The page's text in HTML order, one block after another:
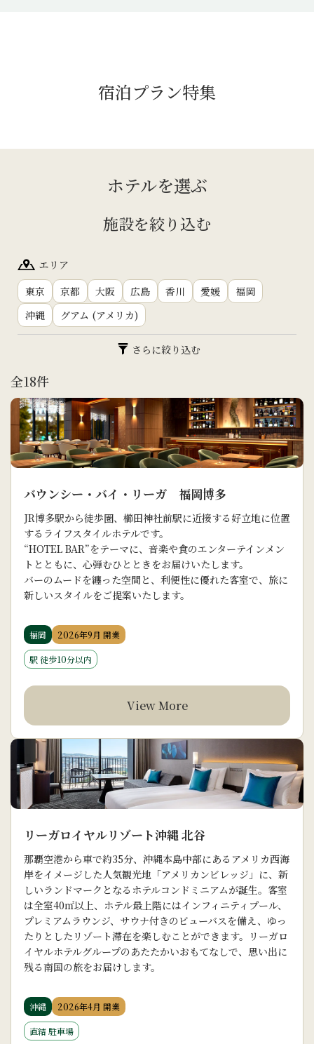
宿泊プラン特集
ホテルを選ぶ
施設を絞り込む
エリア
東京
京都 大阪 広島 香川 愛媛
福岡
沖縄
グアム (アメリカ)
さらに絞り込む
全18件
バウンシー・バイ・リーガ 福岡博多
JR博多駅から徒歩圏、櫛田神社前駅に近接する好立地に位置
するライフスタイルホテルです。
“HOTEL BAR”をテーマに、音楽や食のエンターテインメン
トとともに、心弾むひとときをお届けいたします。
バーのムードを纏った空間と、利便性に優れた客室で、旅に
新しいスタイルをご提案いたします。
福岡 2026年9月 開業
駅 徒歩10分以内
View More
リーガロイヤルリゾート沖縄 北谷
那覇空港から車で約35分、沖縄本島中部にあるアメリカ西海
岸をイメージした人気観光地「アメリカンビレッジ」に、新
しいランドマークとなるホテルコンドミニアムが誕生。客室
は全室40㎡以上、ホテル最上階にはインフィニティプール、
プレミアムラウンジ、サウナ付きのビューバスを備え、ゆっ
たりとしたリゾート滞在を楽しむことができます。リーガロ
イヤルホテルグループのあたたかいおもてなしで、思い出に
残る南国の旅をお届けします。
沖縄 2026年4月 開業
直結 駐車場